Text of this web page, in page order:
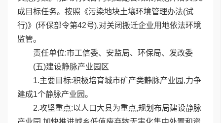
成目标任务。按照《污染地块土壤环境管理办法(试
行)》(环保部令第42号),对关闭搬迁企业用地依法环境
监管。
责任单位:市工信委、安监局、环保局、发改委
(五)建设静脉产业园区
1.主要目标:积极培育城市矿产类静脉产业园,力争
建成1个静脉产业园。
2.攻坚重点:以人口大县为重点,规划布局建设静脉